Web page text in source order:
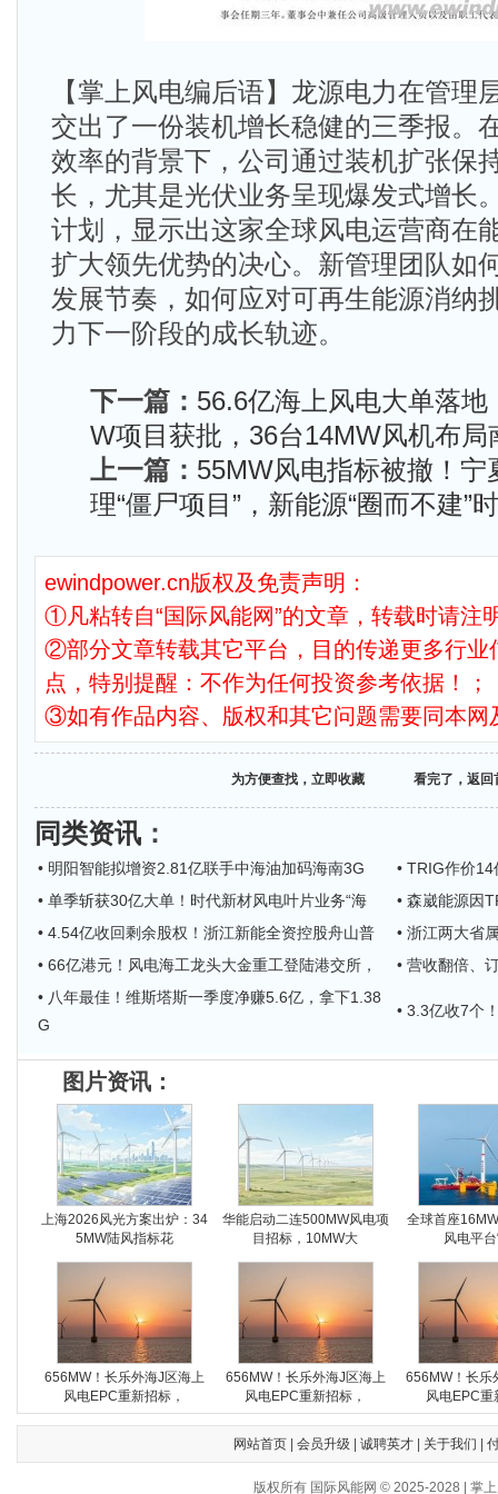
【掌上风电编后语】龙源电力在管理
交出了一份装机增长稳健的三季报。
效率的背景下，公司通过装机扩张保
长，尤其是光伏业务呈现爆发式增长
计划，显示出这家全球风电运营商在
扩大领先优势的决心。新管理团队如
发展节奏，如何应对可再生能源消纳
力下一阶段的成长轨迹。
下一篇： 56.6亿海上风电大单落
W项目获批，36台14MW风机布局
上一篇： 55MW风电指标被撤！宁
理“僵尸项目”，新能源“圈而不建”
ewindpower.cn版权及免责声明：
①凡粘转自“国际风能网”的文章，转载时请注
②部分文章转载其它平台，目的传递更多行业
点，特别提醒：不作为任何投资参考依据！；
③如有作品内容、版权和其它问题需要同本网
为方便查找，立即收藏 看完了，返回
同类资讯 ：
• 明阳智能拟增资2.81亿联手中海油加码海南3G
• TRIG作价
• 单季斩获30亿大单！时代新材风电叶片业务“海
• 森崴能源因
• 4.54亿收回剩余股权！浙江新能全资控股舟山普
• 浙江两大省
• 66亿港元！风电海工龙头大金重工登陆港交所，
• 营收翻倍、
• 八年最佳！维斯塔斯一季度净赚5.6亿，拿下1.38
G
• 3.3亿收7个
图片资讯：
上海2026风光方案出炉：34
5MW陆风指标花
华能启动二连500MW风电项
目招标，10MW大
全球首座
风电平
656MW！长乐外海J区海上
风电EPC重新招标，
656MW！长乐外海J区海上
风电EPC重新招标，
656MW！长乐
风电EPC重
网站首页| 会员升级 诚聘英才| 关于我们
版权所有 国际风能网 © 2025-2028 | 掌